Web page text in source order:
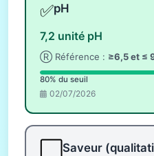
✅pH
7,2 unité pH
Ⓡ Référence : ≥6,5 et ≤
80% du seuil
02/07/2026
Saveur